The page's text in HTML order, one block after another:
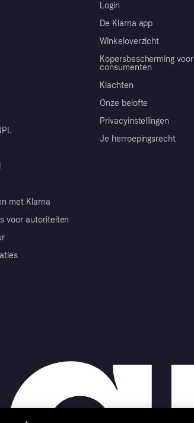
met Klarna
voor autoriteiten
Login
De Klarna app
Winkeloverzicht
Kopersbescherming voor
consumenten
Klachten
Onze belofte
Privacyinstellingen
Je herroepingsrecht